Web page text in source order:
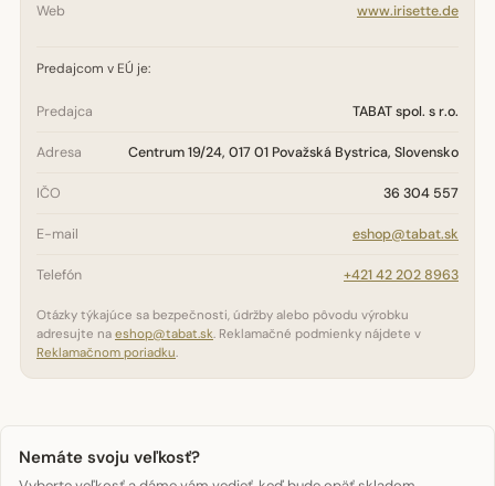
Web www.irisette.de
Predajcom v EÚ je:
Predajca TABAT spol. s r.o.
Adresa Centrum 19/24, 017 01 Považská Bystrica, Slovensko
IČO 36 304 557
E-mail eshop@tabat.sk
Telefón +421 42 202 8963
Otázky týkajúce sa bezpečnosti, údržby alebo pôvodu výrobku
adresujte na eshop@tabat.sk. Reklamačné podmienky nájdete v
Reklamačnom poriadku.
Nemáte svoju veľkosť?